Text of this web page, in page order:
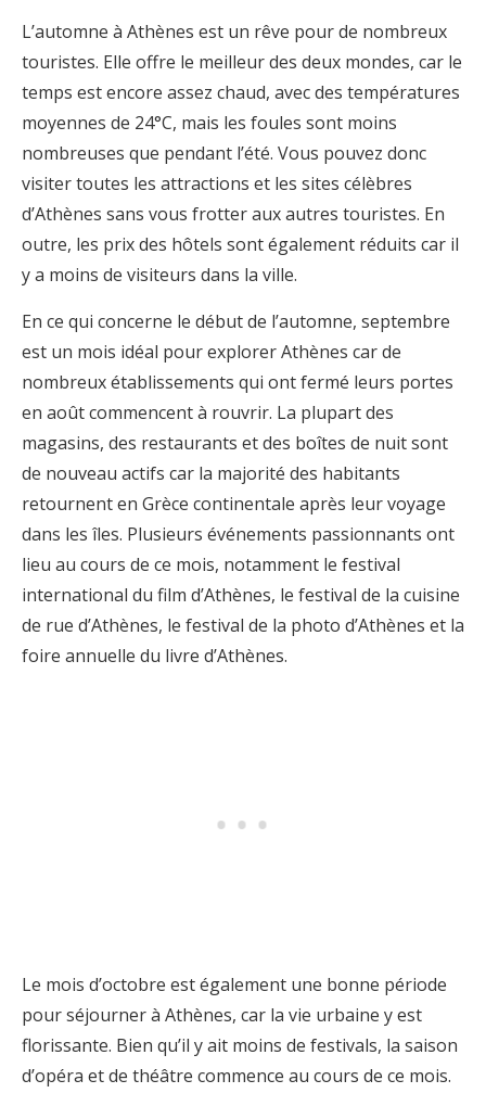
L’automne à Athènes est un rêve pour de nombreux
touristes. Elle offre le meilleur des deux mondes, car le
temps est encore assez chaud, avec des températures
moyennes de 24°C, mais les foules sont moins
nombreuses que pendant l’été. Vous pouvez donc
visiter toutes les attractions et les sites célèbres
d’Athènes sans vous frotter aux autres touristes. En
outre, les prix des hôtels sont également réduits car il
y a moins de visiteurs dans la ville.
En ce qui concerne le début de l’automne, septembre
est un mois idéal pour explorer Athènes car de
nombreux établissements qui ont fermé leurs portes
en août commencent à rouvrir. La plupart des
magasins, des restaurants et des boîtes de nuit sont
de nouveau actifs car la majorité des habitants
retournent en Grèce continentale après leur voyage
dans les îles. Plusieurs événements passionnants ont
lieu au cours de ce mois, notamment le festival
international du film d’Athènes, le festival de la cuisine
de rue d’Athènes, le festival de la photo d’Athènes et la
foire annuelle du livre d’Athènes.
Le mois d’octobre est également une bonne période
pour séjourner à Athènes, car la vie urbaine y est
florissante. Bien qu’il y ait moins de festivals, la saison
d’opéra et de théâtre commence au cours de ce mois.